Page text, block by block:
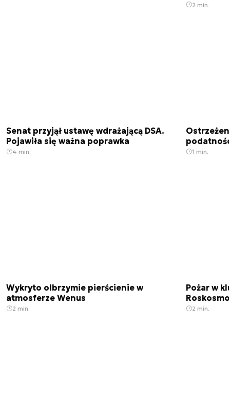
2 min.
Senat przyjął ustawę wdrażającą DSA.
Pojawiła się ważna poprawka
4 min. 1 min.
Wykryto olbrzymie pierścienie w
atmosferze Wenus
2 min.
Pożar w
2 min.